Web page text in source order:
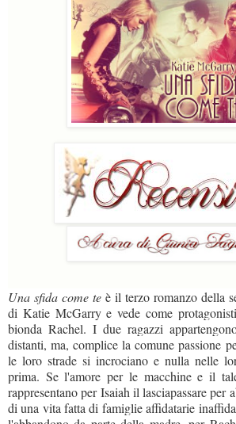
Una sfida come te è il terzo romanzo della
di Katie McGarry e vede come
bionda Rachel. I due ragazzi
distanti, ma, complice la comune passione
le loro strade si incrociano e nulla nelle
prima. Se l'amore per le macchine e il
rappresentano per Isaiah il lasciapassare per
di una vita fatta di famiglie affidatarie